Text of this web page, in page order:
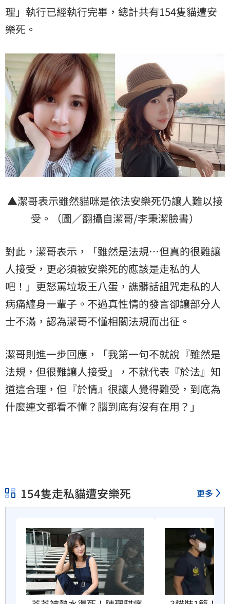
理」執行已經執行完畢，總計共有154隻貓遭安
樂死。
▲潔哥表示雖然貓咪是依法安樂死仍讓人難以接
受。（圖／翻攝自潔哥/李秉潔臉書）
對此，潔哥表示，「雖然是法規…但真的很難讓
人接受，更必須被安樂死的應該是走私的人
吧！」更怒罵垃圾王八蛋，譙髒話詛咒走私的人
病痛纏身一輩子。不過真性情的發言卻讓部分人
士不滿，認為潔哥不懂相關法規而出征。
潔哥則進一步回應，「我第一句不就說『雖然是
法規，但很難讓人接受』，不就代表『於法』知
道這合理，但『於情』很讓人覺得難受，到底為
什麼連文都看不懂？腦到底有沒有在用？」
154隻走私貓遭安樂死 更多